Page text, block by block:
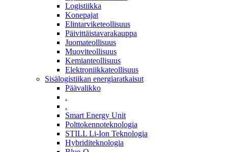
Logistiikka
Konepajat
Elintarviketeollisuus
Päivittäistavarakauppa
Juomateollisuus
Muoviteollisuus
Kemianteollisuus
Elektroniikkateollisuus
Sisälogistiikan energiaratkaisut
Päävalikko
.
.
Smart Energy Unit
Polttokennoteknologia
STILL Li-Ion Teknologia
Hybriditeknologia